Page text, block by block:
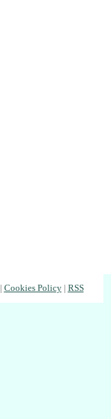
Cookies Policy| RSS